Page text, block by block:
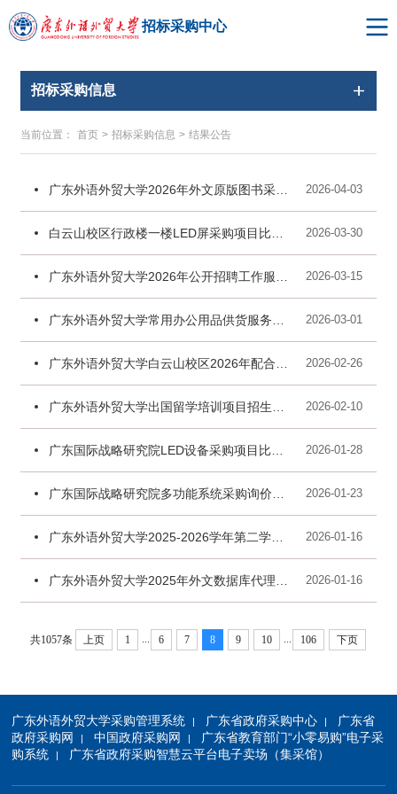
招标采购中心
招标采购信息
当前位置： 首页 > 招标采购信息 > 结果公告
2026-04-03
2026-03-30
2026-03-15
2026-03-01
2026-02-26
2026-02-10
2026-01-28
2026-01-23
2026-01-16
2026-01-16
共1057条 上页 1 6 7 8 9 10 106 下页
广东外语外贸大学采购管理系统 | 广东省政府采购中心 |
广东省
政府采购网
| 中国政府采购网 |
广东省教育部门“小零易购”电子采
购系统
| 广东省政府采购智慧云平台电子卖场（集采馆）